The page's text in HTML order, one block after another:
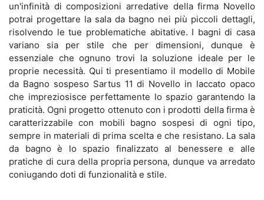
un'infinità di composizioni arredative della firma Novello
potrai progettare la sala da bagno nei più piccoli dettagli,
risolvendo le tue problematiche abitative. I bagni di casa
variano sia per stile che per dimensioni, dunque è
essenziale che ognuno trovi la soluzione ideale per le
proprie necessità. Qui ti presentiamo il modello di Mobile
da Bagno sospeso Sartus 11 di Novello in laccato opaco
che impreziosisce perfettamente lo spazio garantendo la
praticità. Ogni progetto ottenuto con i prodotti della firma è
caratterizzabile con mobili bagno sospesi di ogni tipo,
sempre in materiali di prima scelta e che resistano. La sala
da bagno è lo spazio finalizzato al benessere e alle
pratiche di cura della propria persona, dunque va arredato
coniugando doti di funzionalità e stile.